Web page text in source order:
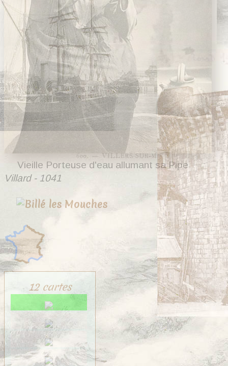
Vieille Porteuse d'eau allumant sa Pipe
Villard - 1041
12 cartes